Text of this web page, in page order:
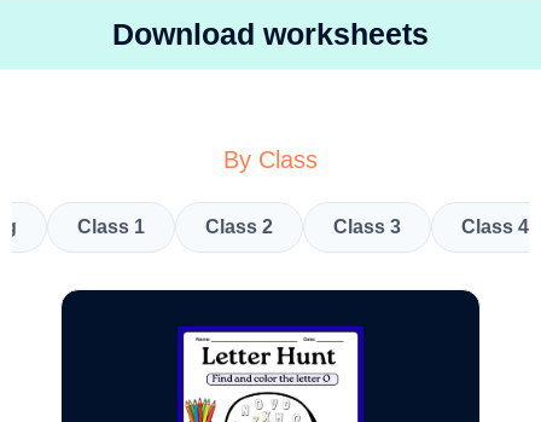
Download worksheets
By Class
Class 1 Class 2 Class 3 Class 4